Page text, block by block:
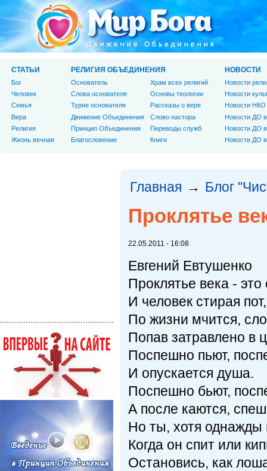
Главная → Блог
Проклятье
22.05.2011 - 16:08
Евгений Евтушенко
Проклятье века -
И человек стирая пот,
По жизни мчится,
Попав затравлено в
Поспешно пьют,
И опускается душа.
Поспешно бьют,
А после каются,
Но ты, хотя однажды
Когда он спит или
Остановись, как
СТАТЬИ
Бог
Человек
Cемья
Вера
Религия
Жизнь вечная
РЕЛИГИЯ ОБЪЕДИНЕНИЯ
Основатель
Слова основателя
Турне основателя
Движение Объединения
Принцип Объединения
Благословение
Храм всех религий
Основы теологии
Рассказы о вере
Слово пастора
Переводы служб
Книги
НОВОСТИ
Новости
Новости
Новости НКО
Новости ДО
Новости ДО
Новости ДО